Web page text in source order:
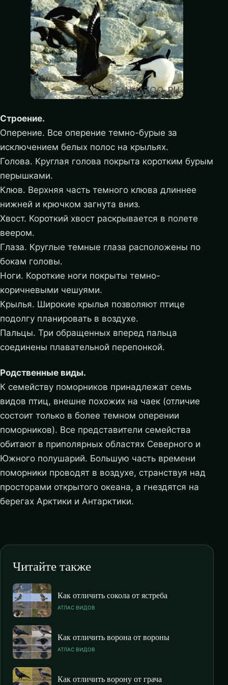
Строение.
Оперение. Все оперение темно-бурые за
исключением белых полос на крыльях.
Голова. Круглая голова покрыта коротким бурым
перышками.
Клюв. Верхняя часть темного клюва длиннее
нижней и крючком загнута вниз.
Хвост. Короткий хвост раскрывается в полете
веером.
Глаза. Круглые темные глаза расположены по
бокам головы.
Ноги. Короткие ноги покрыты темно-
коричневыми чешуями.
Крылья. Широкие крылья позволяют птице
подолгу планировать в воздухе.
Пальцы. Три обращенных вперед пальца
соединены плавательной перепонкой.
Родственные виды.
К семейству поморников принадлежат семь
видов птиц, внешне похожих на чаек (отличие
состоит только в более темном оперении
поморников). Все представители семейства
обитают в приполярных областях Северного и
Южного полушарий. Большую часть времени
поморники проводят в воздухе, странствуя над
просторами открытого океана, а гнездятся на
берегах Арктики и Антарктики.
Читайте также
Как отличить сокола от ястреба
АТЛАС ВИДОВ
Как отличить ворона от вороны
АТЛАС ВИДОВ
Как отличить ворону от грача